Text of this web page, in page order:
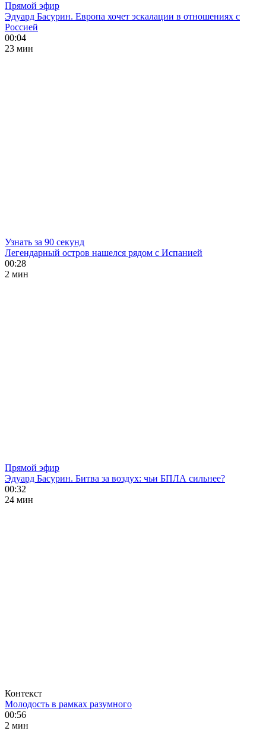
Прямой эфир
Эдуард Басурин. Европа хочет эскалации в отношениях с
Россией
00:04
23 мин
Узнать за 90 секунд
Легендарный остров нашелся рядом с Испанией
00:28
2 мин
Прямой эфир
Эдуард Басурин. Битва за воздух: чьи БПЛА сильнее?
00:32
24 мин
Контекст
Молодость в рамках разумного
00:56
2 мин